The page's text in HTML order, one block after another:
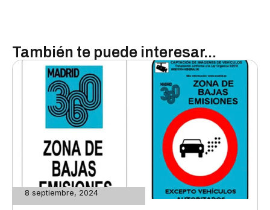
También te puede interesar...
8 septiembre, 2024